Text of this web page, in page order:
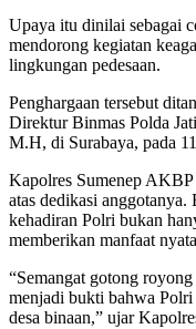
Upaya itu dinilai sebagai
mendorong kegiatan
lingkungan pedesaan.
Penghargaan tersebut
Direktur Binmas Polda
M.H, di Surabaya, pada
Kapolres Sumenep
atas dedikasi
kehadiran Polri bukan
memberikan manfaat
“Semangat gotong
menjadi bukti bahwa
desa binaan,” ujar